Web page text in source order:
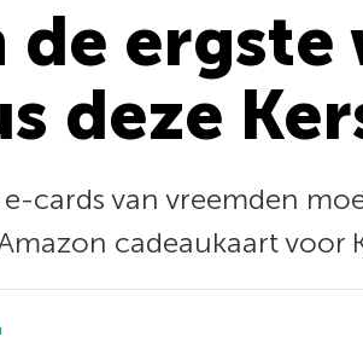
de ergste
deze
cards van vreemden
cadeaukaart voor